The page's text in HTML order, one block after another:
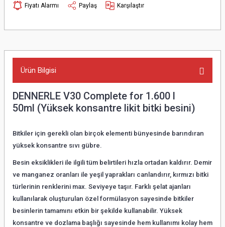
Fiyatı Alarmı
Paylaş Karşılaştır
Ürün Bilgisi
DENNERLE V30 Complete for 1.600 l
50ml (Yüksek konsantre likit bitki besini)
Bitkiler için gerekli olan birçok elementi bünyesinde barındıran
yüksek konsantre sıvı gübre.
Besin eksiklikleri ile ilgili tüm belirtileri hızla ortadan kaldırır. Demir
ve manganez oranları ile yeşil yaprakları canlandırır, kırmızı bitki
türlerinin renklerini max. Seviyeye taşır. Farklı şelat ajanları
kullanılarak oluşturulan özel formülasyon sayesinde bitkiler
besinlerin tamamını etkin bir şekilde kullanabilir. Yüksek
konsantre ve dozlama başlığı sayesinde hem kullanımı kolay hem